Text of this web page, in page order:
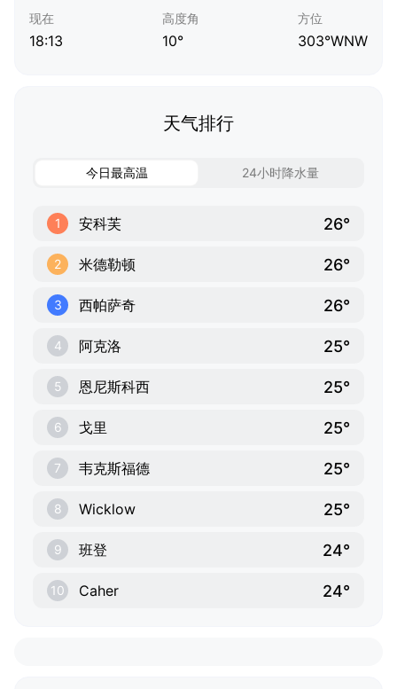
现在
18:13
高度角
10°
方位
303°WNW
天气排行
今日最高温 24小时降水量
1 安科芙 26°
2 米德勒顿 26°
3 西帕萨奇 26°
4 阿克洛 25°
5 恩尼斯科西 25°
6 戈里 25°
7 韦克斯福德 25°
8 Wicklow 25°
9 班登 24°
10 Caher 24°